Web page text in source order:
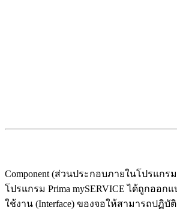
Component (ส่วนประกอบภายในโปรแกร
โปรแกรม Prima mySERVICE ได้ถูกออก
ใช้งาน (Interface) ของจอให้สามารถปฏิ